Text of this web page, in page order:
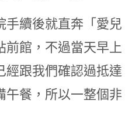
續後就直奔「愛兒
前館，不過當天早上
經跟我們確認過抵達
午餐，所以一整個非